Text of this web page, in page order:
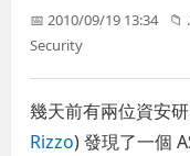
📅 2010/09/19 13:34 📁
Security
幾天前有兩位資安
Rizzo) 發現了一個